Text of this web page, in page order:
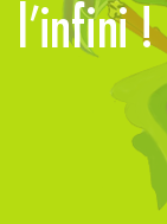
l’infini !